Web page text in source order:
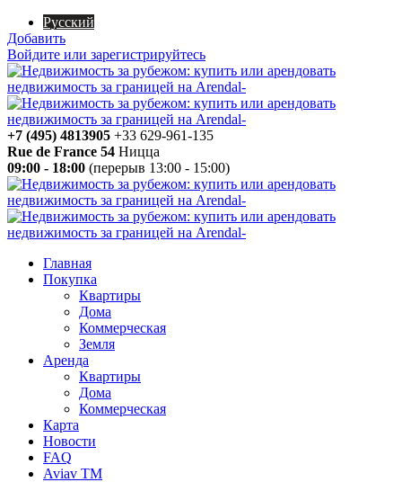
Русский
Добавить
Войдите или зарегистрируйтесь
+7 (495) 4813905 +33 629-961-135
Rue de France 54 Ницца
09:00 - 18:00 (перерыв 13:00 - 15:00)
Главная
Покупка
Квартиры
Дома
Коммерческая
Земля
Аренда
Квартиры
Дома
Коммерческая
Карта
Новости
FAQ
Aviav TM